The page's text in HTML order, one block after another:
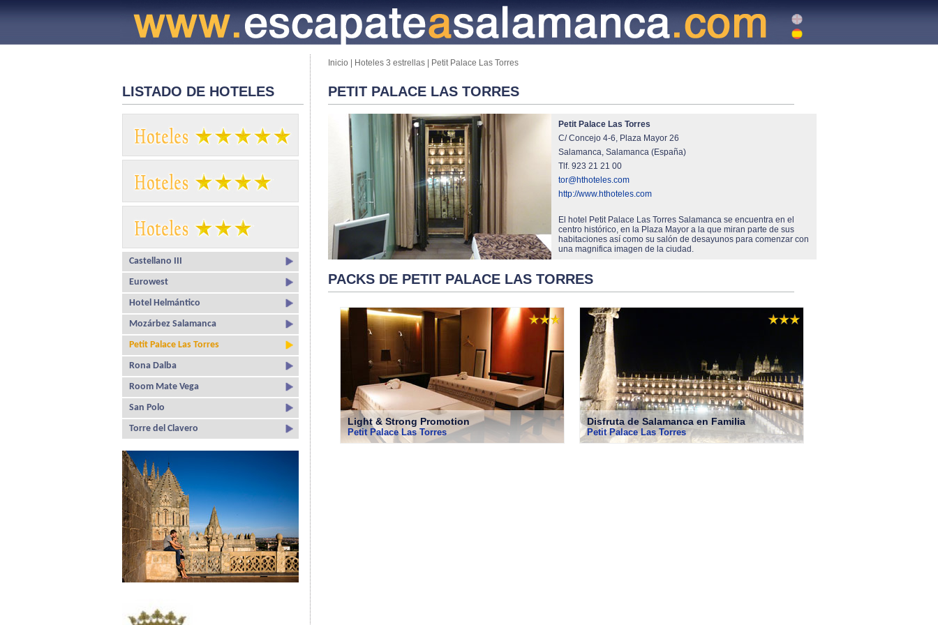
LISTADO DE HOTELES
Castellano III
Eurowest
Hotel Helmántico
Mozárbez Salamanca
Petit Palace Las Torres
Rona Dalba
Room Mate Vega
San Polo
Torre del Clavero
Inicio Hoteles 3 estrellas Petit Palace Las Torres
PETIT PALACE LAS TORRES
Petit Palace Las Torres
C/ Concejo 4-6, Plaza Mayor 26
Salamanca, Salamanca (España)
Tlf. 923 21 21 00
tor@hthoteles.com
http://www.hthoteles.com
El hotel Petit Palace Las Torres Salamanca se encuentra en el
centro histórico, en la Plaza Mayor a la que miran parte de sus
habitaciones así como su salón de desayunos para comenzar con
una magnifica imagen de la ciudad.
PACKS DE PETIT PALACE LAS TORRES
Light & Strong Promotion
Petit Palace Las Torres
Disfruta de Salamanca en Familia
Petit Palace Las Torres